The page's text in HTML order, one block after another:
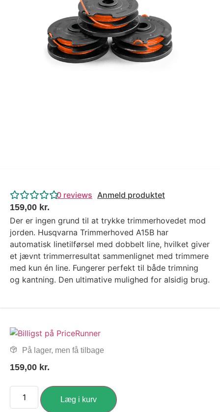
4.4 Google Reviews
4.7 Trustpilot
0 reviews Anmeld produktet
159,00 kr.
Der er ingen grund til at trykke trimmerhovedet mod
jorden. Husqvarna Trimmerhoved A15B har
automatisk linetilførsel med dobbelt line, hvilket giver
et jævnt trimmerresultat sammenlignet med trimmere
med kun én line. Fungerer perfekt til både trimning
og kantning. Den ultimative mulighed for alsidig brug.
På lager, men få tilbage
159,00 kr.
Læg i kurv